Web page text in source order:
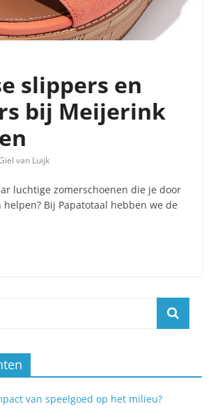
slippers en
bij Meijerink
van Luijk
luchtige zomerschoenen die je door
Bij Papatotaal hebben we de
van speelgoed op het milieu?